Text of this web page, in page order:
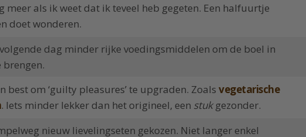
meer als ik weet dat ik teveel heb gegeten. Een halfuurtje
doet wonderen.
dag minder rijke voedingsmiddelen om de boel in
brengen.
best om ‘guilty pleasures’ te upgraden. Zoals vegetarische
. Iets minder lekker dan het origineel, een stukgezonder.
nieuw lievelingseten gekozen. Niet langer enkel